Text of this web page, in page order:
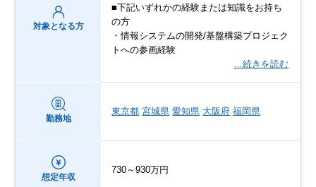
対象となる方
■下記いずれかの経験または知識をお持ち
の方
・情報システムの開発/基盤構築プロジェク
トへの参画経験
…続きを読む
勤務地
東京都 宮城県 愛知県 大阪府 福岡県
想定年収
730～930万円